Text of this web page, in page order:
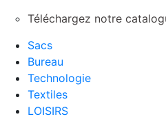
Téléchargez notre
Sacs
Bureau
Technologie
Textiles
LOISIRS